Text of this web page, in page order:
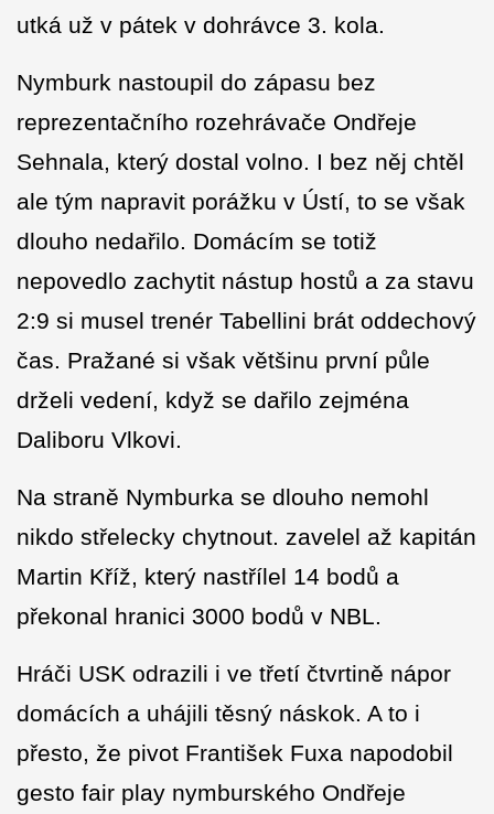
utká už v pátek v dohrávce 3. kola.
Nymburk nastoupil do zápasu bez
reprezentačního rozehrávače Ondřeje
Sehnala, který dostal volno. I bez něj chtěl
ale tým napravit porážku v Ústí, to se však
dlouho nedařilo. Domácím se totiž
nepovedlo zachytit nástup hostů a za stavu
2:9 si musel trenér Tabellini brát oddechový
čas. Pražané si však většinu první půle
drželi vedení, když se dařilo zejména
Daliboru Vlkovi.
Na straně Nymburka se dlouho nemohl
nikdo střelecky chytnout. zavelel až kapitán
Martin Kříž, který nastřílel 14 bodů a
překonal hranici 3000 bodů v NBL.
Hráči USK odrazili i ve třetí čtvrtině nápor
domácích a uhájili těsný náskok. A to i
přesto, že pivot František Fuxa napodobil
gesto fair play nymburského Ondřeje